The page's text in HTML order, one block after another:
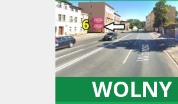
WOLNY